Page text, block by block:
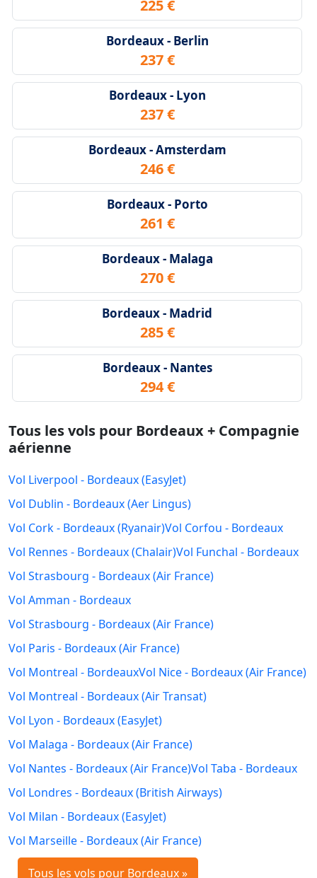
225 €
Bordeaux - Berlin
237 €
Bordeaux - Lyon
237 €
Bordeaux - Amsterdam
246 €
Bordeaux - Porto
261 €
Bordeaux - Malaga
270 €
Bordeaux - Madrid
285 €
Bordeaux - Nantes
294 €
Tous les vols pour Bordeaux + Compagnie
aérienne
Vol Liverpool - Bordeaux (EasyJet)
Vol Dublin - Bordeaux (Aer Lingus)
Vol Cork - Bordeaux (Ryanair)Vol Corfou - Bordeaux
Vol Rennes - Bordeaux (Chalair)Vol Funchal - Bordeaux
Vol Strasbourg - Bordeaux (Air France)
Vol Amman - Bordeaux
Vol Strasbourg - Bordeaux (Air France)
Vol Paris - Bordeaux (Air France)
Vol Montreal - BordeauxVol Nice - Bordeaux (Air France)
Vol Montreal - Bordeaux (Air Transat)
Vol Lyon - Bordeaux (EasyJet)
Vol Malaga - Bordeaux (Air France)
Vol Nantes - Bordeaux (Air France)Vol Taba - Bordeaux
Vol Londres - Bordeaux (British Airways)
Vol Milan - Bordeaux (EasyJet)
Vol Marseille - Bordeaux (Air France)
Tous les vols pour Bordeaux »